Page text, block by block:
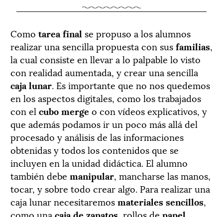
Como tarea final se propuso a los alumnos
realizar una sencilla propuesta con susfamilias,
la cual consiste en llevar a lo palpable lo visto
con realidad aumentada, y crear una sencilla
caja lunar. Es importante que no nos quedemos
en los aspectos digitales, como los trabajados
con el cubo merge o con vídeos explicativos, y
que además podamos ir un poco más allá del
procesado y análisis de las informaciones
obtenidas y todos los contenidos que se
incluyen en la unidad didáctica. El alumno
también debe manipular, mancharse las manos,
tocar, y sobre todo crear algo. Para realizar una
caja lunar necesitaremosmateriales sencillos,
como una caja de zapatos , rollos de papel